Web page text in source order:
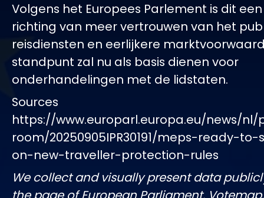
Volgens het Europees Parlement is dit
richting van meer vertrouwen van het
reisdiensten en eerlijkere
standpunt zal nu als basis dienen voor
onderhandelingen met de lidstaten.
Sources
https://www.europarl.europa.eu/news/nl/
room/20250905IPR30191/meps-ready-
on-new-traveller-protection-rules
We collect and visually present data